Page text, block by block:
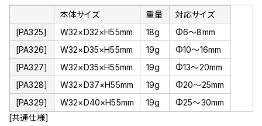
本体サイズ 重量
対応サイズ
[PA325]
W32×D32×H55mm 18g
Φ6～8mm
[PA326]
W32×D35×H55mm 19g
Φ10～16mm
[PA327]
W32×D35×H55mm 19g
Φ13～20mm
[PA328]
W32×D37×H55mm 19g
Φ20～25mm
[PA329]
W32×D40×H55mm 19g
Φ25～30mm
[共通仕様]